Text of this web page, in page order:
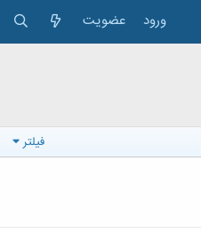
ورود عضویت
فیلتر